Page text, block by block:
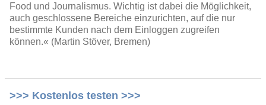
Food und Journalismus. Wichtig ist dabei die Möglichkeit,
auch geschlossene Bereiche einzurichten, auf die nur
bestimmte Kunden nach dem Einloggen zugreifen
können.« (Martin Stöver, Bremen)
>>> Kostenlos testen >>>